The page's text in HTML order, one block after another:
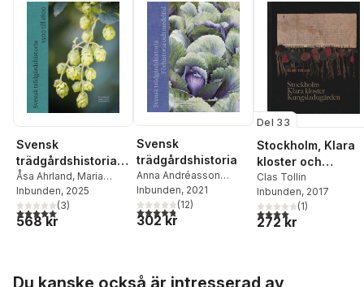
Wiström,Johan
Östberg
Svensk
trädgårdshistoria:
1500 till 1800
Åsa Ahrland, Maria
Flinck,Jens Heimdahl
Inbunden, 2025
5,0utav 5 stjärnor. Totalt antal röster:
(3)
568 kr
Svensk
trädgårdshistoria
Anna Andréasson
Sjögren,Jens
Heimdahl,Matti Wiking
Leino
Inbunden, 2021
4,8utav 5 stjärnor. Totalt antal röster:
(12)
302 kr
Del 33
Stockholm, Klara
kloster och
Kungsladugården
Clas Tollin
Inbunden, 2017
4,0utav 5 stjärnor.
(1)
272 kr
Du kanske också är intresserad av